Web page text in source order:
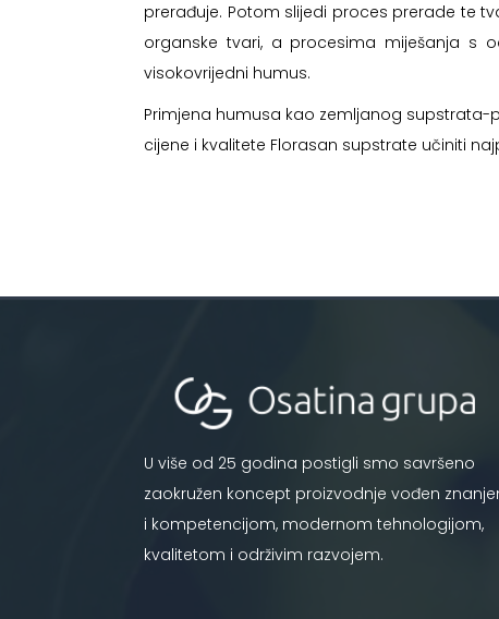
prerađuje. Potom slijedi proces prerade te
organske tvari, a procesima miješanja s
visokovrijedni humus.
Primjena humusa kao zemljanog
cijene i kvalitete Florasan supstrate učiniti
U više od 25 godina postigli smo savršeno
zaokružen koncept proizvodnje vođen
i kompetencijom, modernom tehnologijom,
kvalitetom i održivim razvojem.